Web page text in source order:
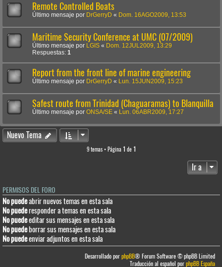
Remote Controlled Boats
Último mensaje por DrGerryD « Dom. 16AGO2009, 13:53
Maritime Security Conference at UMC (07/2009)
Último mensaje por LGIS « Dom. 12JUL2009, 13:29
Respuestas: 1
Report from the front line of marine engineering
Último mensaje por DrGerryD « Lun. 15JUN2009, 15:23
Safest route from Trinidad (Chaguaramas) to Blanquilla
Último mensaje por ONSA/SE « Lun. 06ABR2009, 17:27
Nuevo Tema
9 temas • Página 1 de 1
Ir a
PERMISOS DEL FORO
No puedeabrir nuevos temas en esta sala
No puederesponder a temas en esta sala
No puedeeditar sus mensajes en esta sala
No puedeborrar sus mensajes en esta sala
No puedeenviar adjuntos en esta sala
Desarrollado porphpBB® Forum Software © phpBB Limited
Traducción al español porphpBB España